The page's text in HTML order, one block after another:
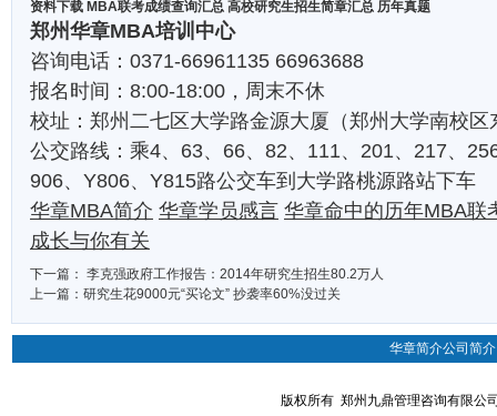
资料下载 MBA联考成绩查询汇总 高校研究生招生简章汇总 历年真题
郑州华章MBA培训中心
咨询电话：0371-66961135 66963688
报名时间：8:00-18:00，周末不休
校址：郑州二七区大学路金源大厦（郑州大学南校区
公交路线：乘4、63、66、82、111、201、217、
906、Y806、Y815路公交车到大学路桃源路站下车
华章MBA简介 华章学员感言 华章命中的历年MBA联
成长与你有关
下一篇： 李克强政府工作报告：2014年研究生招生80.2万人
上一篇： 研究生花9000元“买论文” 抄袭率60%没过关
华章简介公司简介
版权所有 郑州九鼎管理咨询有限公